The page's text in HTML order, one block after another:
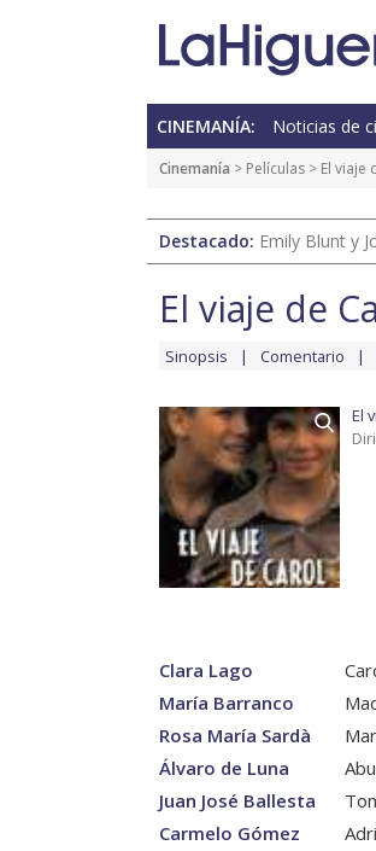
CINEMANÍA: Noticias de
Cinemanía > Películas > El viaje
Destacado: Emily Blunt y
El viaje de
Sinopsis Comentario
El
Clara Lago
María Barranco
Rosa María Sardà
Álvaro de Luna
Juan José Ballesta
Carmelo Gómez